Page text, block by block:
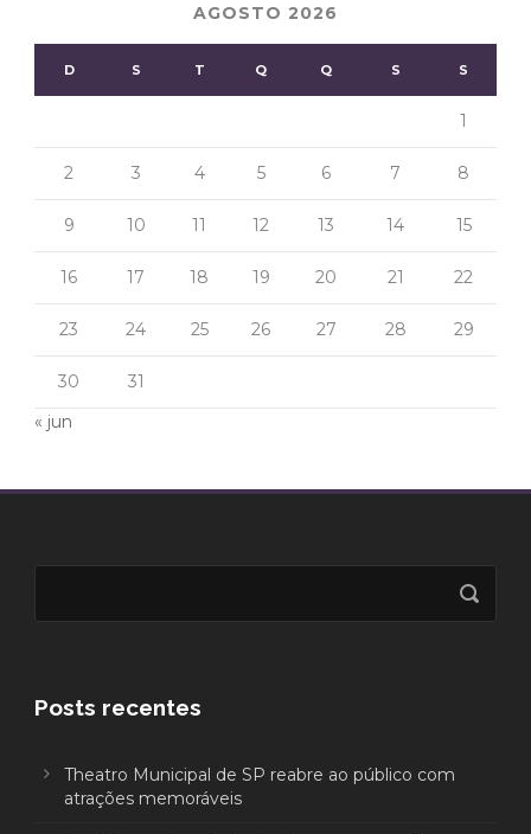
AGOSTO 2026
D S T Q Q S S
1
2 3 4 5 6 7 8
9 10 11 12 13 14 15
16 17 18 19 20 21 22
23 24 25 26 27 28 29
30
31
« jun
Posts recentes
Theatro Municipal de SP reabre ao público com
atrações memoráveis